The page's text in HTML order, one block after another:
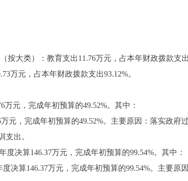
大类）：教育支出11.76万元，占本年财政拨款支
万元，占本年财政拨款支出93.12%。
元，完成年初预算的49.52%。其中：
，完成年初预算的49.52%。主要原因：落实政府
支出。
决算146.37万元，完成年初预算的99.54%。其中：
算146.37万元，完成年初预算的99.54%。主要原